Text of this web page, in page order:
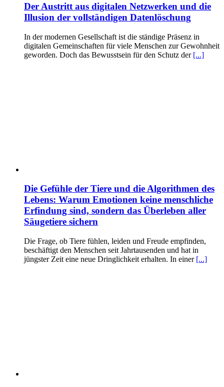
Der Austritt aus digitalen Netzwerken und die
Illusion der vollständigen Datenlöschung
In der modernen Gesellschaft ist die ständige Präsenz in
digitalen Gemeinschaften für viele Menschen zur Gewohnheit
geworden. Doch das Bewusstsein für den Schutz der [...]
Die Gefühle der Tiere und die Algorithmen des
Lebens: Warum Emotionen keine menschliche
Erfindung sind, sondern das Überleben aller
Säugetiere sichern
Die Frage, ob Tiere fühlen, leiden und Freude empfinden,
beschäftigt den Menschen seit Jahrtausenden und hat in
jüngster Zeit eine neue Dringlichkeit erhalten. In einer [...]